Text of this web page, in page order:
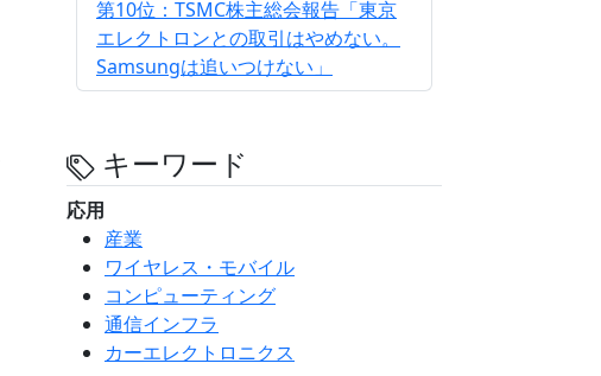
第10位：TSMC株主総会報告「東京
エレクトロンとの取引はやめない。
Samsungは追いつけない」
キーワード
応用
産業
ワイヤレス・モバイル
コンピューティング
通信インフラ
カーエレクトロニクス